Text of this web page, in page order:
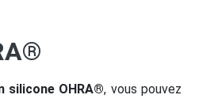
silicone OHRA®, vous pouvez